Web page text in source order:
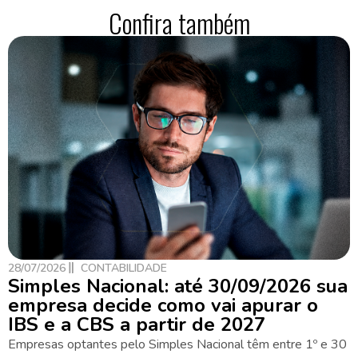
Confira também
28/07/2026 CONTABILIDADE
Simples Nacional: até 30/09/2026 sua
empresa decide como vai apurar o
IBS e a CBS a partir de 2027
Empresas optantes pelo Simples Nacional têm entre 1º e 30